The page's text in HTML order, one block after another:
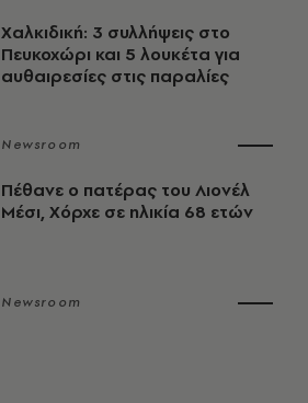
Χαλκιδική: 3 συλλήψεις στο
Πευκοχώρι και 5 λουκέτα για
αυθαιρεσίες στις παραλίες
Newsroom
Πέθανε ο πατέρας του Λιονέλ
Μέσι, Χόρχε σε ηλικία 68 ετών
Newsroom